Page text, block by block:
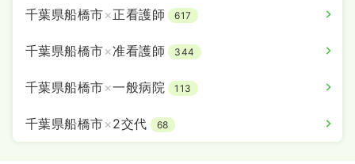
千葉県船橋市×正看護師 617
千葉県船橋市×准看護師 344
千葉県船橋市×一般病院 113
千葉県船橋市×2交代 68